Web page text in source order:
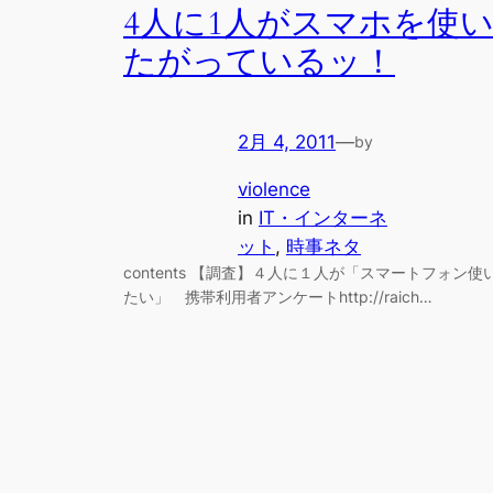
4人に1人がスマホを使い
たがっているッ！
2月 4, 2011—by
violence
in IT・インターネ
ット , 時事ネタ
contents 【調査】４人に１人が「スマートフォン使
たい」 携帯利用者アンケートhttp://raich…